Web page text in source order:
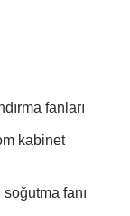
fanları
kabinet
fanı